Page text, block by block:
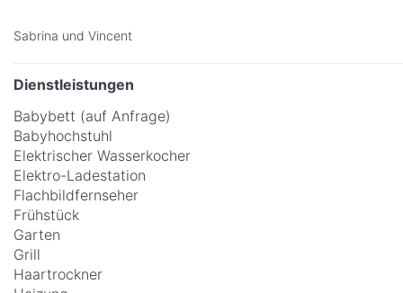
Sabrina und Vincent
Dienstleistungen
Babybett (auf Anfrage)
Babyhochstuhl
Elektrischer Wasserkocher
Elektro-Ladestation
Flachbildfernseher
Frühstück
Garten
Grill
Haartrockner